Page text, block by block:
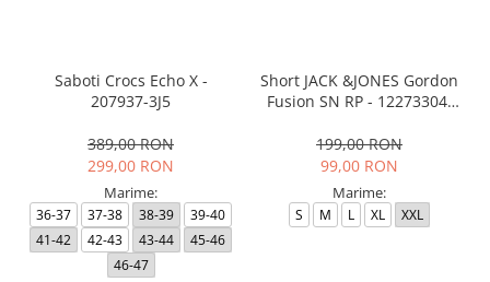
Saboti Crocs Echo X -
207937-3J5
389,00 RON
299,00 RON
Marime:
36-37 37-38 38-39
39-40
41-42
42-43 43-44
45-46
46-47
Short JACK &JONES Gordon
Fusion SN RP - 12273304-
199,00 RON
99,00 RON
Marime:
S M L XL XXL